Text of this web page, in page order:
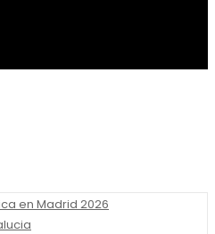
en Madrid 2026